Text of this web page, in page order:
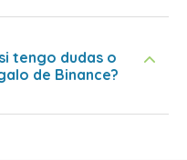
tengo dudas o
de Binance?